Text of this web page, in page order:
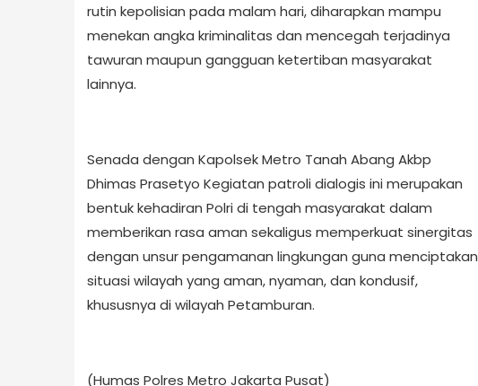
rutin kepolisian pada malam hari, diharapkan mampu
menekan angka kriminalitas dan mencegah terjadinya
tawuran maupun gangguan ketertiban masyarakat
lainnya.
Senada dengan Kapolsek Metro Tanah Abang Akbp
Dhimas Prasetyo Kegiatan patroli dialogis ini merupakan
bentuk kehadiran Polri di tengah masyarakat dalam
memberikan rasa aman sekaligus memperkuat sinergitas
dengan unsur pengamanan lingkungan guna menciptakan
situasi wilayah yang aman, nyaman, dan kondusif,
khususnya di wilayah Petamburan.
(Humas Polres Metro Jakarta Pusat)